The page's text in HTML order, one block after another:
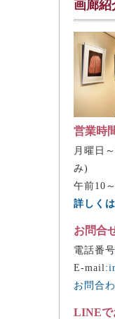
画廊紹
営業時
月曜日
み)
午前10
詳しく
お問合
電話番
E-mail:
お問合
LINEで